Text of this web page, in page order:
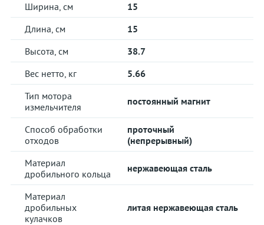
Ширина, см
15
Длина, см
15
Высота, см
38.7
Вес нетто, кг
5.66
Тип мотора
измельчителя
постоянный магнит
Способ обработки
отходов
проточный
(непрерывный)
Материал
дробильного кольца
нержавеющая сталь
Материал
дробильных
кулачков
литая нержавеющая сталь